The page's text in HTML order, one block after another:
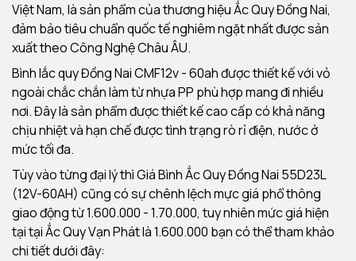
Việt Nam, là sản phẩm của thương hiệu Ắc Quy Đồng Nai,
đảm bảo tiêu chuẩn quốc tế nghiêm ngặt nhất được sản
xuất theo Công Nghệ Châu ÂU.
Bình lắc quy Đồng Nai CMF12v - 60ah được thiết kế với vỏ
ngoài chắc chắn làm từ nhựa PP phù hợp mang đi nhiều
nơi. Đây là sản phẩm được thiết kế cao cấp có khả năng
chịu nhiệt và hạn chế được tình trạng rò rỉ điện, nước ở
mức tối đa.
Tùy vào từng đại lý thì Giá Bình Ắc Quy Đồng Nai 55D23L
(12V-60AH) cũng có sự chênh lệch mực giá phổ thông
giao động từ 1.600.000 - 1.70.000, tuy nhiên mức giá hiện
tại tại Ắc Quy Vạn Phát là 1.600.000 bạn có thể tham khảo
chi tiết dưới đây: